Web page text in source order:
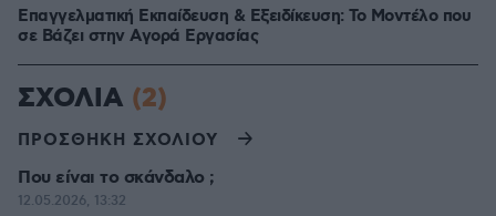
Επαγγελματική Εκπαίδευση & Εξειδίκευση: Το Mοντέλο που
σε Bάζει στην Aγορά Eργασίας
ΣΧΟΛΙΑ (2)
ΠΡΟΣΘΗΚΗ ΣΧΟΛΙΟΥ
Που είναι το σκάνδαλο ;
12.05.2026, 13:32